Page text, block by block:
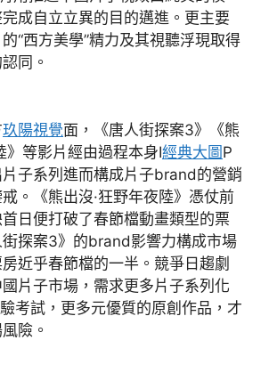
成自立立異的目的邁進。更主要
“西方美學”精力及其視聽浮現取得
同。
玖陽視覺面，《唐人街探案3》《熊
》等影片經由過程本身I經典大圖P
片子系列進而構成片子brand的營銷
。《熊出沒·狂野年夜陸》憑仗前
日便打破了春節檔動畫類型的票
探案3》的brand影響力構成市場
近乎春節檔的一半。競爭日趨劇
片子市場，需求更多片子系列化
考試，更多元優質的原創作品，才
險。